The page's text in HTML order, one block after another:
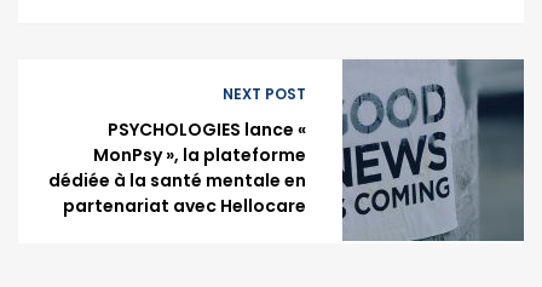
NEXT POST
PSYCHOLOGIES lance «
MonPsy », la plateforme
dédiée à la santé mentale en
partenariat avec Hellocare